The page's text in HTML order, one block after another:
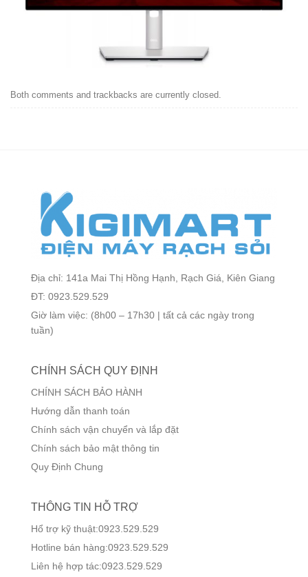
Both comments and trackbacks are currently closed.
Địa chỉ: 141a Mai Thị Hồng Hạnh, Rạch Giá, Kiên Giang
ĐT: 0923.529.529
Giờ làm việc: (8h00 – 17h30 | tất cả các ngày trong
tuần)
CHÍNH SÁCH QUY ĐỊNH
CHÍNH SÁCH BẢO HÀNH
Hướng dẫn thanh toán
Chính sách vận chuyển và lắp đặt
Chính sách bảo mật thông tin
Quy Định Chung
THÔNG TIN HỖ TRỢ
Hổ trợ kỹ thuật:0923.529.529
Hotline bán hàng:0923.529.529
Liên hệ hợp tác:0923.529.529